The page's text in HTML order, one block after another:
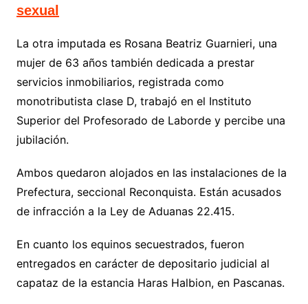
sexual
La otra imputada es Rosana Beatriz Guarnieri, una
mujer de 63 años también dedicada a prestar
servicios inmobiliarios, registrada como
monotributista clase D, trabajó en el Instituto
Superior del Profesorado de Laborde y percibe una
jubilación.
Ambos quedaron alojados en las instalaciones de la
Prefectura, seccional Reconquista. Están acusados
de infracción a la Ley de Aduanas 22.415.
En cuanto los equinos secuestrados, fueron
entregados en carácter de depositario judicial al
capataz de la estancia Haras Halbion, en Pascanas.